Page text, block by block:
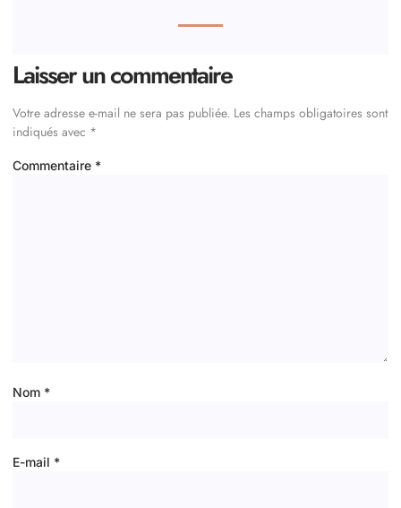
Laisser un commentaire
Votre adresse e-mail ne sera pas publiée. Les champs obligatoires sont
indiqués avec *
Commentaire *
Nom *
E-mail *